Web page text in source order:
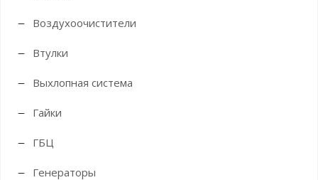
Воздухоочистители
Втулки
Выхлопная система
Гайки
ГБЦ
Генераторы